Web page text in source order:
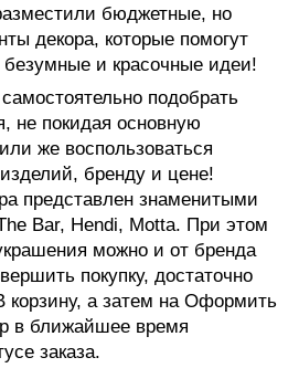
бюджетные, но
декора, которые помогут
и красочные идеи!
подобрать
не покидая основную
же воспользоваться
бренду и цене!
представлен знаменитыми
Bar, Hendi, Motta. При этом
можно и от бренда
покупку, достаточно
корзину, а затем на Оформить
в ближайшее время
заказа.